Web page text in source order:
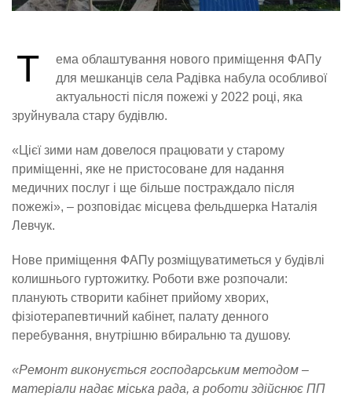
Т
ема облаштування нового приміщення ФАПу
для мешканців села Радівка набула особливої
актуальності після пожежі у 2022 році, яка
зруйнувала стару будівлю.
«Цієї зими нам довелося працювати у старому
приміщенні, яке не пристосоване для надання
медичних послуг і ще більше постраждало після
пожежі», – розповідає місцева фельдшерка Наталія
Левчук.
Нове приміщення ФАПу розміщуватиметься у будівлі
колишнього гуртожитку. Роботи вже розпочали:
планують створити кабінет прийому хворих,
фізіотерапевтичний кабінет, палату денного
перебування, внутрішню вбиральню та душову.
«Ремонт виконується господарським методом –
матеріали надає міська рада, а роботи здійснює ПП